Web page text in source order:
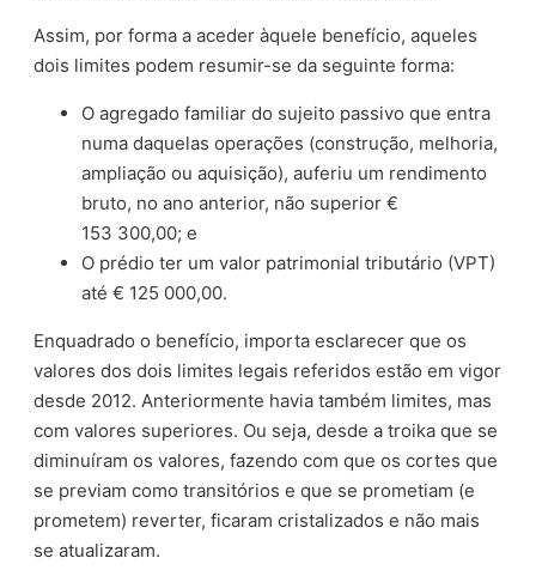
Assim, por forma a aceder àquele benefício, aqueles
dois limites podem resumir-se da seguinte forma:
O agregado familiar do sujeito passivo que entra
numa daquelas operações (construção, melhoria,
ampliação ou aquisição), auferiu um rendimento
bruto, no ano anterior, não superior €
153 300,00; e
O prédio ter um valor patrimonial tributário (VPT)
até € 125 000,00.
Enquadrado o benefício, importa esclarecer que os
valores dos dois limites legais referidos estão em vigor
desde 2012. Anteriormente havia também limites, mas
com valores superiores. Ou seja, desde a troika que se
diminuíram os valores, fazendo com que os cortes que
se previam como transitórios e que se prometiam (e
prometem) reverter, ficaram cristalizados e não mais
se atualizaram.